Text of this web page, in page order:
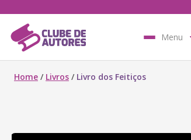
Menu
Home / Livros / Livro dos Feitiços